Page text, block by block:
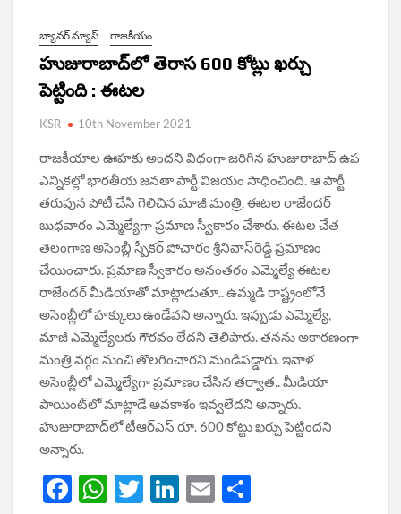
బ్యానర్ న్యూస్ రాజకీయం
హుజురాబాద్‌లో తెరాస 600 కోట్లు ఖ‌ర్చు
పెట్టింది : ఈట‌ల‌
KSR 10th November 2021
రాజ‌కీయాల ఊహ‌కు అందని విధంగా జ‌రిగిన హుజురాబాద్ ఉప
ఎన్నిక‌ల్లో భార‌తీయ జ‌న‌తా పార్టీ విజ‌యం సాధించింది. ఆ పార్టీ
త‌రుపున పోటీ చేసి గెలిచిన మాజీ మంత్రి, ఈటల రాజేందర్‌
బుధవారం ఎమ్మెల్యేగా ప్రమాణ స్వీకారం చేశారు. ఈటల చేత
తెలంగాణ అసెంబ్లీ స్పీకర్‌ పోచారం శ్రీనివాస్‌రెడ్డి ప్రమాణం
చేయించారు. ప్రమాణ స్వీకారం అనంతరం ఎమ్మెల్యే ఈటల
రాజేందర్‌ మీడియాతో మాట్లాడుతూ.. ఉమ్మడి రాష్ట్రంలోనే
అసెంబ్లీలో హక్కులు ఉండేవని అ‍న్నారు. ఇప్పుడు ఎమ్మెల్యే,
మాజీ ఎమ్మెల్యేలకు గౌరవం లేదని తెలిపారు. తనను అకారణంగా
మంత్రి వర్గం నుంచి తొలగించారని మండిపడ్డారు. ఇవాళ
అసెంబ్లీలో ఎమ్మెల్యేగా ప్రమాణం చేసిన తర్వాత.. మీడియా
పాయింట్‌లో మాట్లాడే అవకాశం ఇవ్వలేదని అన్నారు.
హుజురాబాద్‌లో టీఆర్‌ఎస్‌ రూ. 600 కోట్టు ఖర్చు పెట్టిందని
అన్నారు.
F
W T
Li
E